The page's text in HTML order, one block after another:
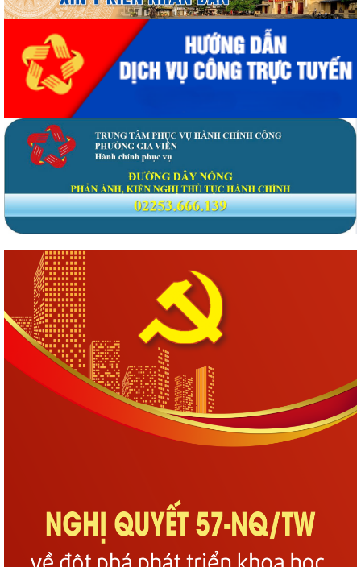
Phường Gia Viên tổ chức Hội nghị Bốc thăm di chuyển các hộ dân tại
48 chung cư cũ Đồng Quốc Bình và...
Phường Gia Viên dự trực tuyến Phiên họp thứ tư Ban Chỉ đạo của
Chính phủ về phát triển khoa học,...
Phường Gia Viên dự Hội nghị trực tuyến triển khai thực hiện công tác
tuyển chọn và gọi công dân...
Phường Gia Viên tổ chức đồng loạt ra quân tổng dọn vệ sinh môi
trường tại 73/73 tổ dân phố trên địa...
Gương sáng lan tỏa tinh thần yêu nước: Thanh niên tự nguyện viết đơn
xin nhập ngũ.
Phường Gia Viên tham dự Hội nghị trực tuyến phổ biến Luật Lưu trữ
năm 2024 và các văn bản quy định...
UBND phường Gia Viên tiếp và làm việc với Đoàn giám sát của Thường
trực HĐND phường về công tác...
Phường Gia Viên tổ chức Họp triển khai thực hiện chiến dịch làm giàu,
làm sạch cơ sở dữ...
Đảng ủy phường Gia Viên tổ chức tiếp sóng Hội nghị trực tuyến toàn
quốc quán triệt và triển khai...
Hoạt động phối hợp của các tổ chức chính trị - xã hội phường
Sáng ngày 11/9/2025, phường Gia viên tham dự Hội nghị triển khai và
tập huấn vận hành, sử dụng Cổng...